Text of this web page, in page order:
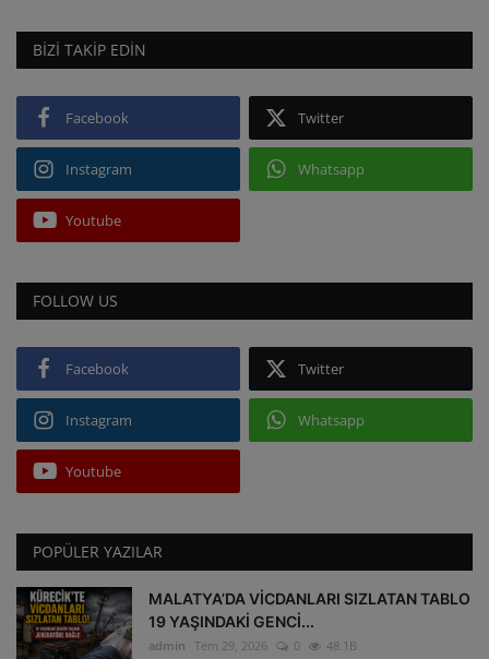
BIZI TAKIP EDIN
Facebook Twitter
Instagram Whatsapp
Youtube
FOLLOW US
Facebook Twitter
Instagram Whatsapp
Youtube
POPÜLER YAZILAR
MALATYA’DA VİCDANLARI SIZLATAN TABLO
19 YAŞINDAKİ GENCİ...
admin Tem 29, 2026 0 48.1B